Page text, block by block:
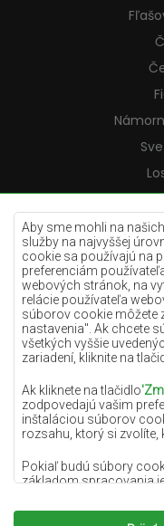
Aby sme mohli na
služby na najvyššej
cookie sa používajú na
preferenciám
webových stránok, na
relácie používateľa
súborov cookie môžete
nastavenia". Ak chcete
všetkých vyššie
zariadení, kliknite na
Ak kliknete na tlačidlo
zodpovedajú vašim
inštaláciou súborov
rozsahu, ktorý si zvolíte,
Pokiaľ budú súbory
základom spracovania
podobe poskytovania